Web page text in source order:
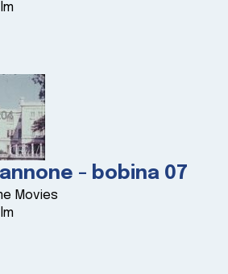
- bobina 07
Movies